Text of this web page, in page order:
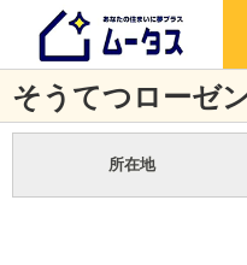
そうてつローゼ
所在地